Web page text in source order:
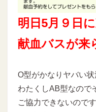
明日5月９日に
献血バスが来
O型がかなりヤバい
わたくしAB型なので
ご協力できないので